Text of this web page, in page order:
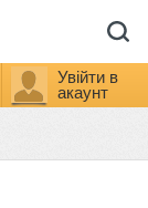
Увійти в
акаунт